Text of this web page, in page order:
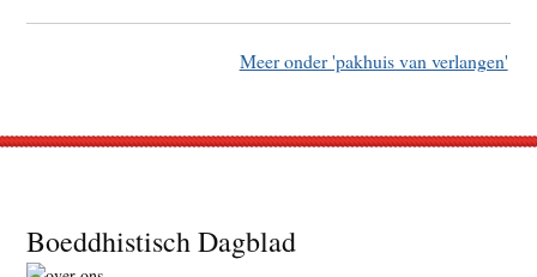
Meer onder 'pakhuis van verlangen'
Footer
Boeddhistisch Dagblad